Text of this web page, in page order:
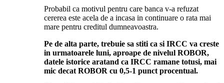
Probabil ca motivul pentru care banca v-a refuzat
cererea este acela de a incasa in continuare o rata mai
mare pentru creditul dumneavoastra.
Pe de alta parte, trebuie sa stiti ca si IRCC va creste
in urmatoarele luni, aproape de nivelul ROBOR,
datele istorice aratand ca IRCC ramane totusi, mai
mic decat ROBOR cu 0,5-1 punct procentual.